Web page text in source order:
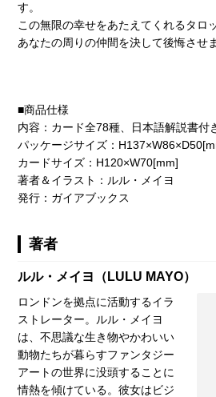
す。
この無限の幸せをあたえてくれるタロ
あなたの周りの仲間を決して後悔させ
■商品仕様
内容：カード全78種、日本語解説書付
パッケージサイズ：
カードサイズ：H120×W70[mm]
著者＆イラスト：ルル・メイヨ
発行：ガイアブックス
著者
ルル・メイヨ（LULU MAYO）
ロンドンを拠点に活動するイラ
ストレーター。ルル・メイヨ
は、不思議な生き物やかわいい
動物たちが暮らすファンタジー
アートの世界に没頭することに
情熱を傾けている。彼女はビジ